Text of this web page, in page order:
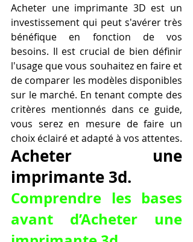
Acheter une imprimante 3D est un
investissement qui peut s'avérer très
bénéfique en fonction de vos
besoins. Il est crucial de bien définir
l'usage que vous souhaitez en faire et
de comparer les modèles disponibles
sur le marché. En tenant compte des
critères mentionnés dans ce guide,
vous serez en mesure de faire un
choix éclairé et adapté à vos attentes.
Acheter une
imprimante 3d.
Comprendre les bases
avant d’Acheter une